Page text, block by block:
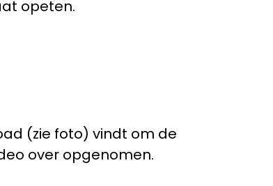
opeten.
(zie foto) vindt om de
over opgenomen.